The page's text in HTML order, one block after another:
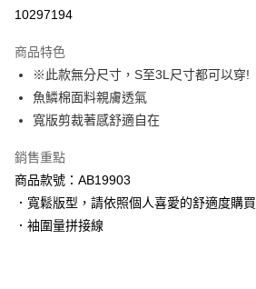
萊爾富取貨付款
付款後萊爾富取貨
每筆NT$60，滿NT$1,000(含以上)免運費
7-11取貨付款
每筆NT$60，滿NT$1,000(含以上)免運費
付款後7-11取貨
每筆NT$60，滿NT$1,000(含以上)免運費
10297194
商品特色
※此款無分尺寸，S至3L尺寸都可以穿!
魚鱗棉面料親膚透氣
寬版剪裁著感舒適自在
銷售重點
商品款號：AB19903
．寬鬆版型，請依照個人喜愛的舒適度購買
．袖圍量拼接線